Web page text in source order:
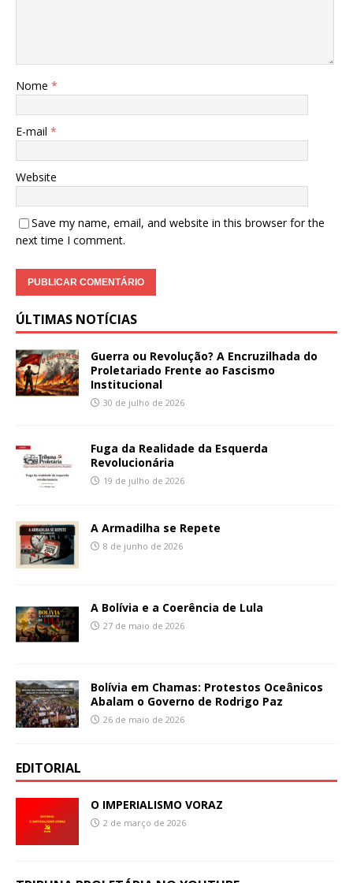
Nome *
E-mail *
Website
Save my name, email, and website in this browser for the
next time I comment.
ÚLTIMAS NOTÍCIAS
Guerra ou Revolução? A Encruzilhada do
Proletariado Frente ao Fascismo
Institucional
30 de julho de 2026
Fuga da Realidade da Esquerda
Revolucionária
19 de julho de 2026
A Armadilha se Repete
8 de junho de 2026
A Bolívia e a Coerência de Lula
27 de maio de 2026
Bolívia em Chamas: Protestos Oceânicos
Abalam o Governo de Rodrigo Paz
26 de maio de 2026
EDITORIAL
O IMPERIALISMO VORAZ
2 de março de 2026